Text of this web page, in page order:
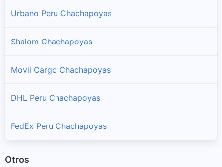
Sucursales y horarios Serpost en Huancas
La Jalca
Sucursales y horarios Serpost en Leimebamba
Sucursales y horarios Serpost en Levanto
Urbano Peru Chachapoyas
Shalom Chachapoyas
Movil Cargo Chachapoyas
DHL Peru Chachapoyas
FedEx Peru Chachapoyas
Otros